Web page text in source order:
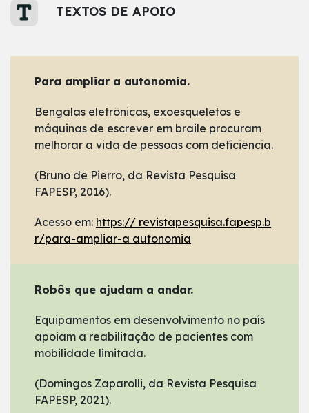
TEXTOS DE APOIO
Para ampliar a autonomia.
Bengalas eletrônicas, exoesqueletos e
máquinas de escrever em braile procuram
melhorar a vida de pessoas com deficiência.
(Bruno de Pierro, da Revista Pesquisa
FAPESP, 2016).
Acesso em: https:// revistapesquisa.fapesp.b
r/para-ampliar-a autonomia
Robôs que ajudam a andar.
Equipamentos em desenvolvimento no país
apoiam a reabilitação de pacientes com
mobilidade limitada.
(Domingos Zaparolli, da Revista Pesquisa
FAPESP, 2021).